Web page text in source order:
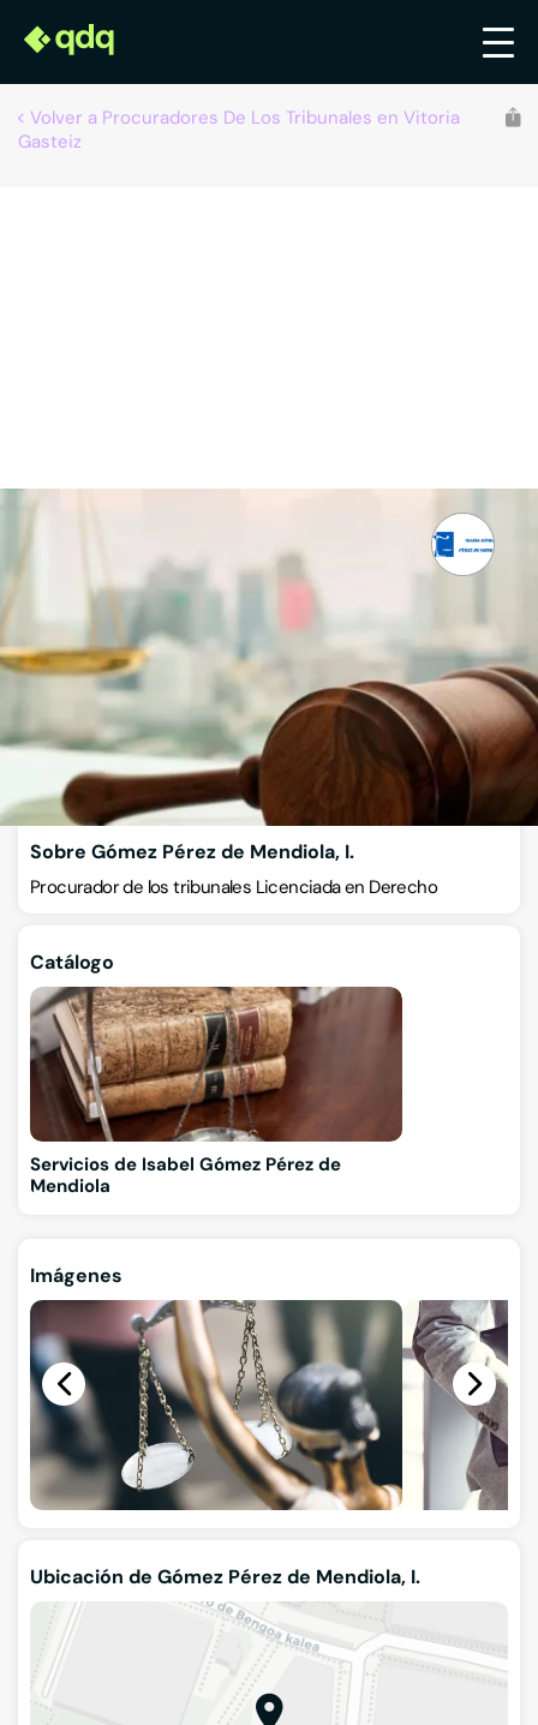
Volver a Procuradores De Los Tribunales en Vitoria
Gasteiz
Gómez Pérez de Mendiola, I.
Procuradores
Paseo de la Florida 3, Oficina 2, 01005, Vitoria-Gasteiz, Álava
VISITAR WEB CÓMO LLEGAR ESCRÍBENOS
Llamar ahora
Sobre Gómez Pérez de Mendiola, I.
Procurador de los tribunales Licenciada en Derecho
Catálogo
Servicios de Isabel Gómez Pérez de
Mendiola
Imágenes
Ubicación de Gómez Pérez de Mendiola, I.